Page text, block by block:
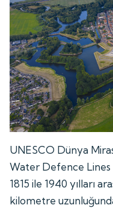
UNESCO Dünya
Water Defence Lines
1815 ile 1940 yılları
kilometre